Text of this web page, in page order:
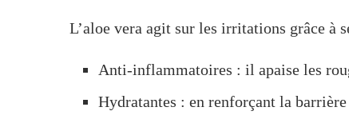
L’aloe vera agit sur les irritations grâce à
Anti-inflammatoires : il apaise les
Hydratantes : en renforçant la